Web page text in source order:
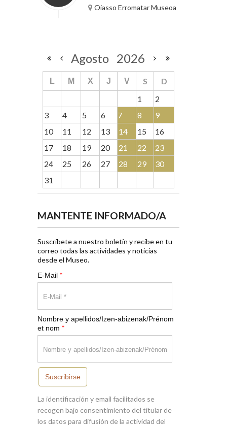
Oiasso Erromatar Museoa
Agosto 2026
L M X J V S
D
1
2
3
4 5 6 7 8
9
10
11 12 13 14 15
16
17
18 19 20 21 22
23
24
25 26 27 28 29
30
31
MANTENTE INFORMADO/A
Suscríbete a nuestro boletín y recibe en tu
correo todas las actividades y noticias
desde el Museo.
E-Mail *
Nombre y apellidos/Izen-abizenak/Prénom
et nom *
Suscribirse
La identificación y email facilitados se
recogen bajo consentimiento del titular de
los datos para difusión de la actividad del